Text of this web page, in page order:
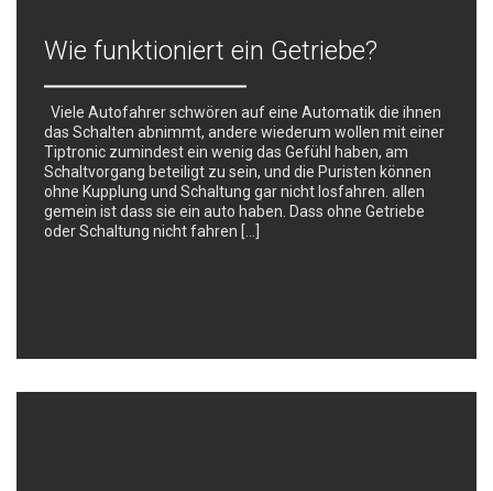
Wie funktioniert ein Getriebe?
Viele Autofahrer schwören auf eine Automatik die ihnen
das Schalten abnimmt, andere wiederum wollen mit einer
Tiptronic zumindest ein wenig das Gefühl haben, am
Schaltvorgang beteiligt zu sein, und die Puristen können
ohne Kupplung und Schaltung gar nicht losfahren. allen
gemein ist dass sie ein auto haben. Dass ohne Getriebe
oder Schaltung nicht fahren […]